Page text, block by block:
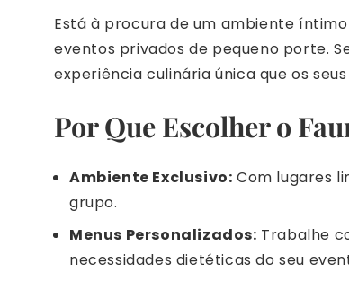
Está à procura de um ambiente
eventos privados de pequeno porte.
experiência culinária única que os
Por Que Escolher o
Ambiente Exclusivo: Com lugares
grupo.
Menus Personalizados: Trabalhe
necessidades dietéticas do seu